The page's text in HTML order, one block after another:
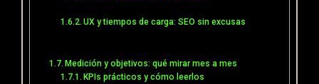
UX y tiempos de carga: SEO sin excusas
Medición y objetivos: qué mirar mes a mes
KPIs prácticos y cómo leerlos